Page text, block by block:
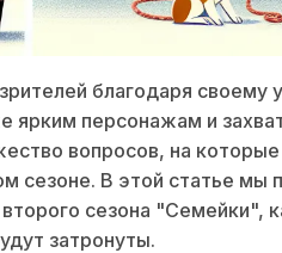
благодаря своему
ярким персонажам и
вопросов, на которые
сезоне. В этой статье мы
сезона "Семейки",
затронуты.